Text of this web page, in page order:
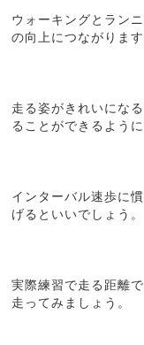
ウォーキングとラン
の向上につながります
走る姿がきれいにな
ることができるように
インターバル速歩に
げるといいでしょう。
実際練習で走る距離
走ってみましょう。